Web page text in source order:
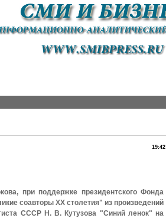
19:42
при поддержке президентского Фонда
соавторы XX столетия" из произведений
СССР Н. В. Кутузова "Синий ленок" на